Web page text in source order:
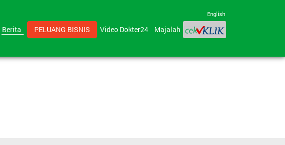
English
Berita PELUANG BISNIS Video Dokter24 Majalah